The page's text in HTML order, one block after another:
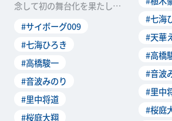
念して初の舞台化を果たした
の金字塔「サイボーグ00
9」。漫画から飛び出してき
たちとブラック・ゴーストの
戦いは、大きな熱狂を...
#サイボーグ009
#七海ひろき
#高橋駿一
#音波みのり
#里中将道
#桜庭大翔
え大盛
舞台で
#七海
#天華
#高橋
#音波
#里中
#桜庭